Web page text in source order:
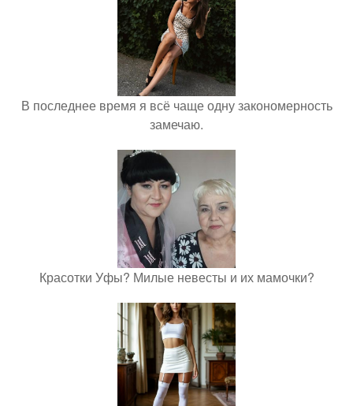
В последнее время я всё чаще одну закономерность
замечаю.
Красотки Уфы? Милые невесты и их мамочки?